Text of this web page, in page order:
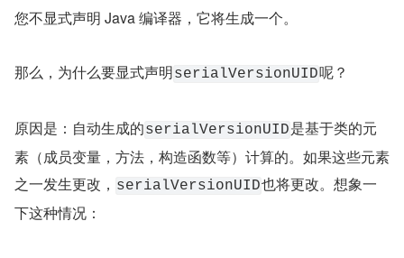
您不显式声明 Java 编译器，它将生成一个。
那么，为什么要显式声明serialVersionUID呢？
原因是：自动生成的serialVersionUID是基于类的元
素（成员变量，方法，构造函数等）计算的。如果这些元素
之一发生更改， serialVersionUID也将更改。想象一
下这种情况：